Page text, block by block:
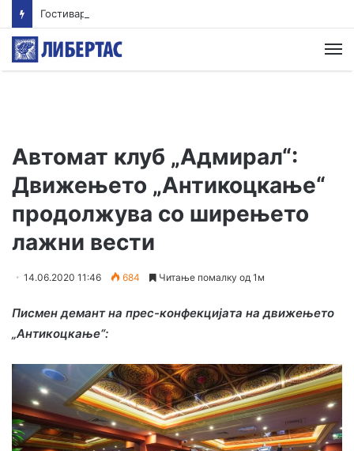
Гостиварци и натаму без пивка вода
Автомат клуб „Адмирал“:
Движењето „Антикоцкање“
продолжува со ширењето
лажни вести
14.06.2020 11:46 684 Читање помалку од 1м
Писмен демант на прес-конфекцијата на движењето
„Антикоцкање“: